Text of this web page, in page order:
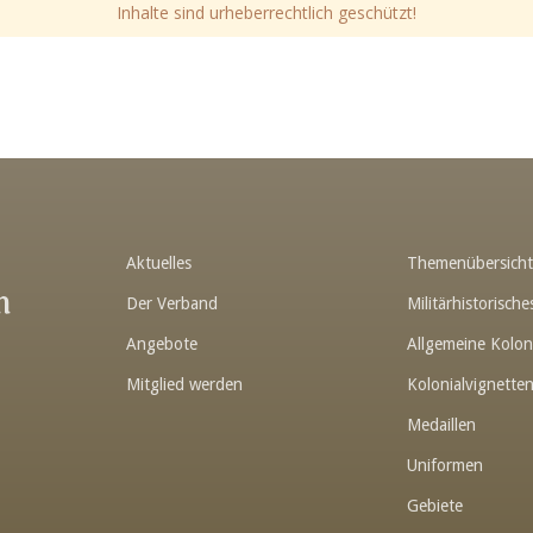
Inhalte sind urheberrechtlich geschützt!
Aktuelles
Der Verband
Angebote
Mitglied werden
Themenübersicht
Allgemeine
Medaillen
Uniformen
Gebiete